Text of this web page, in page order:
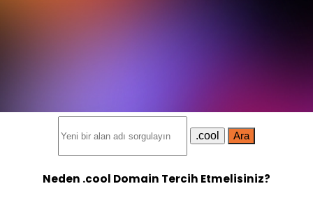
.cool Ara
Neden .cool Domain Tercih Etmelisiniz?